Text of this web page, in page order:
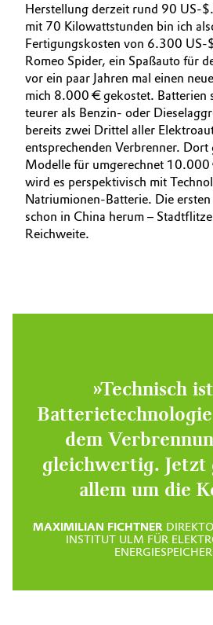
Herstellung derzeit rund 90 US-
mit 70 Kilowattstunden bin ich
Fertigungskosten von 6.300 US-
Romeo Spider, ein Spaßauto für
vor ein paar Jahren mal einen
mich 8.000 € gekostet. Batterien
teurer als Benzin- oder
bereits zwei Drittel aller
entsprechenden Verbrenner. Dort
Modelle für umgerechnet
wird es perspektivisch mit
Natrium­ionen-Batterie. Die
schon in China herum –
Reichweite.
»Technisch
dem
gleichwertig. Jetzt
allem um die
MAXIMILIAN FICHTNER
INSTITUT ULM FÜR